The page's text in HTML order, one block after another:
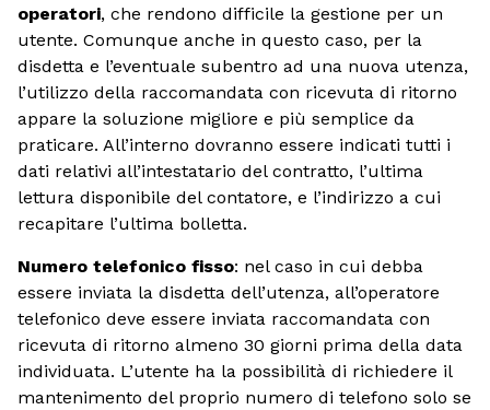
operatori, che rendono difficile la gestione per un
utente. Comunque anche in questo caso, per la
disdetta e l’eventuale subentro ad una nuova utenza,
l’utilizzo della raccomandata con ricevuta di ritorno
appare la soluzione migliore e più semplice da
praticare. All’interno dovranno essere indicati tutti i
dati relativi all’intestatario del contratto, l’ultima
lettura disponibile del contatore, e l’indirizzo a cui
recapitare l’ultima bolletta.
Numero telefonico fisso: nel caso in cui debba
essere inviata la disdetta dell’utenza, all’operatore
telefonico deve essere inviata raccomandata con
ricevuta di ritorno almeno 30 giorni prima della data
individuata. L’utente ha la possibilità di richiedere il
mantenimento del proprio numero di telefono solo se